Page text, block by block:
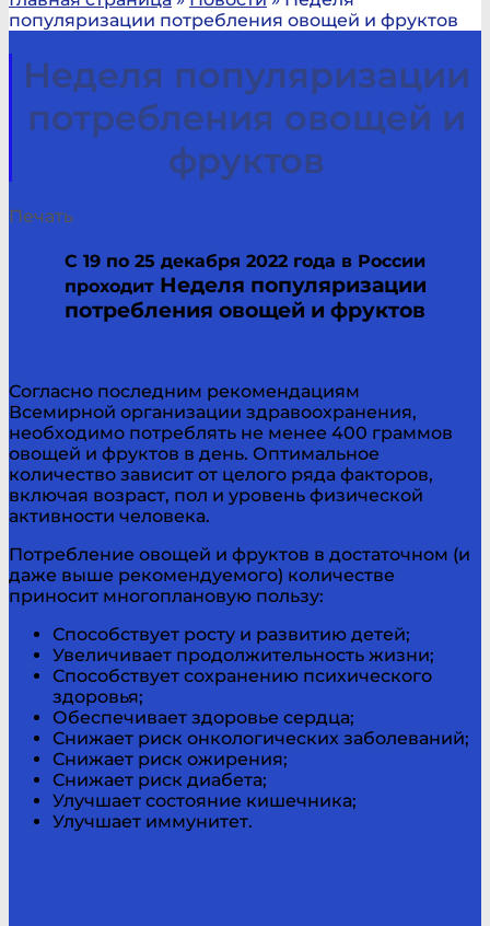
популяризации потребления овощей и фруктов
Неделя популяризации
потребления овощей и
фруктов
Печать
С 19 по 25 декабря 2022 года в России
проходит Неделя популяризации
потребления овощей и фруктов
Согласно последним рекомендациям
Всемирной организации здравоохранения,
необходимо потреблять не менее 400 граммов
овощей и фруктов в день. Оптимальное
количество зависит от целого ряда факторов,
включая возраст, пол и уровень физической
активности человека.
Потребление овощей и фруктов в достаточном (и
даже выше рекомендуемого) количестве
приносит многоплановую пользу:
Способствует росту и развитию детей;
Увеличивает продолжительность жизни;
Способствует сохранению психического
здоровья;
Обеспечивает здоровье сердца;
Снижает риск онкологических заболеваний;
Снижает риск ожирения;
Снижает риск диабета;
Улучшает состояние кишечника;
Улучшает иммунитет.